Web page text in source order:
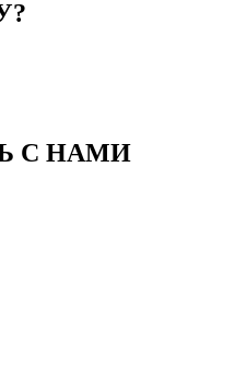
С НАМИ